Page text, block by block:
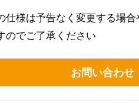
仕様は予告なく変更する場
のでご了承ください
お問い合わせ